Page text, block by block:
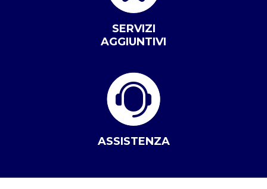
SERVIZI
AGGIUNTIVI
ASSISTENZA